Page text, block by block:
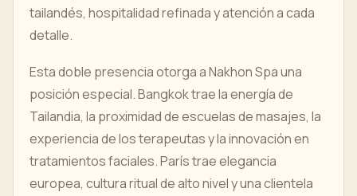
tailandés, hospitalidad refinada y atención a cada
detalle.
Esta doble presencia otorga a Nakhon Spa una
posición especial. Bangkok trae la energía de
Tailandia, la proximidad de escuelas de masajes, la
experiencia de los terapeutas y la innovación en
tratamientos faciales. París trae elegancia
europea, cultura ritual de alto nivel y una clientela